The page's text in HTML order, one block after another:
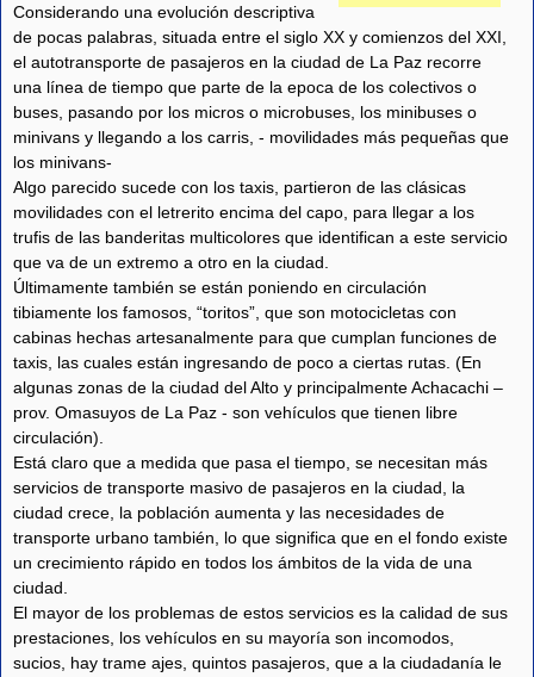
Considerando una evolución descriptiva
de pocas palabras, situada entre el siglo XX y comienzos del XXI,
el autotransporte de pasajeros en la ciudad de La Paz recorre
una línea de tiempo que parte de la epoca de los colectivos o
buses, pasando por los micros o microbuses, los minibuses o
minivans y llegando a los carris, - movilidades más pequeñas que
los minivans-
Algo parecido sucede con los taxis, partieron de las clásicas
movilidades con el letrerito encima del capo, para llegar a los
trufis de las banderitas multicolores que identifican a este servicio
que va de un extremo a otro en la ciudad.
Últimamente también se están poniendo en circulación
tibiamente los famosos, “toritos”, que son motocicletas con
cabinas hechas artesanalmente para que cumplan funciones de
taxis, las cuales están ingresando de poco a ciertas rutas. (En
algunas zonas de la ciudad del Alto y principalmente Achacachi –
prov. Omasuyos de La Paz - son vehículos que tienen libre
circulación).
Está claro que a medida que pasa el tiempo, se necesitan más
servicios de transporte masivo de pasajeros en la ciudad, la
ciudad crece, la población aumenta y las necesidades de
transporte urbano también, lo que significa que en el fondo existe
un crecimiento rápido en todos los ámbitos de la vida de una
ciudad.
El mayor de los problemas de estos servicios es la calidad de sus
prestaciones, los vehículos en su mayoría son incomodos,
sucios, hay trame ajes, quintos pasajeros, que a la ciudadanía le